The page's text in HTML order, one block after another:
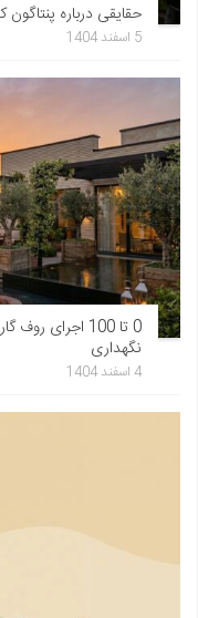
حقایقی درباره
5 اسفند 1404
0 تا 100 اجرای
نگهداری
4 اسفند 1404